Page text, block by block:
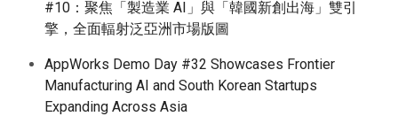
#10：聚焦「製造業 AI」與「韓國新創出海」雙引
擎，全面輻射泛亞洲市場版圖
AppWorks Demo Day #32 Showcases Frontier
Manufacturing AI and South Korean Startups
Expanding Across Asia